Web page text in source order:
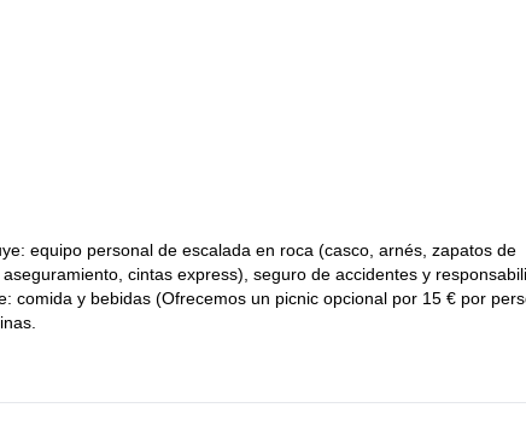
envíame un mensaje, ¡y prepárate para esta experiencia
equipo personal de escalada en roca (casco, arnés, zapatos de
cintas express), seguro de accidentes y
y bebidas (Ofrecemos un picnic opcional por 15 € por